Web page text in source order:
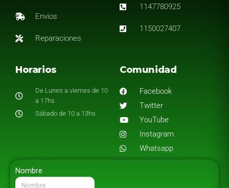
Envios
Reparaciones
1147780925
1150027407
Horarios
De Lunes a viernes de 10
a 17hs
Sábado de 10 a 13hs
Comunidad
Facebook
Twitter
YouTube
Instagram
Whatsapp
Nombre